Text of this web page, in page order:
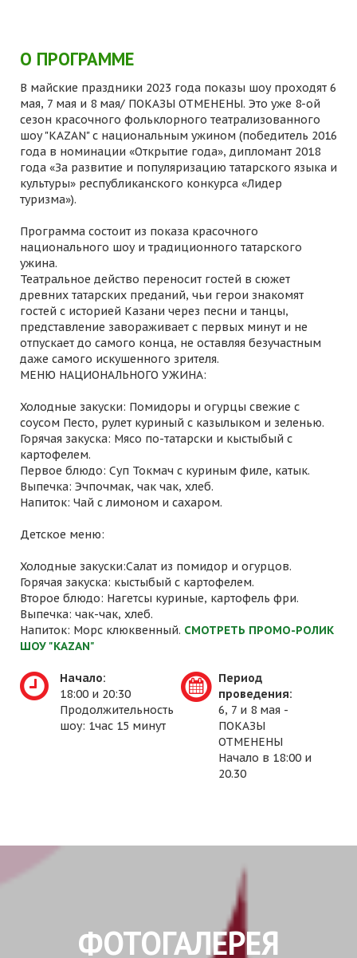
О ПРОГРАММЕ
В майские праздники 2023 года показы шоу проходят 6
мая, 7 мая и 8 мая/ ПОКАЗЫ ОТМЕНЕНЫ. Это уже 8-ой
сезон красочного фольклорного театрализованного
шоу "KAZAN" с национальным ужином (победитель 2016
года в номинации «Открытие года», дипломант 2018
года «За развитие и популяризацию татарского языка и
культуры» республиканского конкурса «Лидер
туризма»).
Программа состоит из показа красочного
национального шоу и традиционного татарского
ужина.
Театральное действо переносит гостей в сюжет
древних татарских преданий, чьи герои знакомят
гостей с историей Казани через песни и танцы,
представление завораживает с первых минут и не
отпускает до самого конца, не оставляя безучастным
даже самого искушенного зрителя.
МЕНЮ НАЦИОНАЛЬНОГО УЖИНА:
Холодные закуски: Помидоры и огурцы свежие с
соусом Песто, рулет куриный с казылыком и зеленью.
Горячая закуска: Мясо по-татарски и кыстыбый с
картофелем.
Первое блюдо: Суп Токмач с куриным филе, катык.
Выпечка: Эчпочмак, чак чак, хлеб.
Напиток: Чай с лимоном и сахаром.
Детское меню:
Холодные закуски:Салат из помидор и огурцов.
Горячая закуска: кыстыбый с картофелем.
Второе блюдо: Нагетсы куриные, картофель фри.
Выпечка: чак-чак, хлеб.
Напиток: Морс клюквенный. СМОТРЕТЬ ПРОМО-РОЛИК
ШОУ "KAZAN"
Начало:
18:00 и 20:30
Продолжительность
шоу: 1час 15 минут
Период
проведения:
6, 7 и 8 мая -
ПОКАЗЫ
ОТМЕНЕНЫ
Начало в 18:00 и
20.30
ФОТОГАЛЕРЕЯ